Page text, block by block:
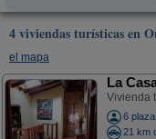
4 viviendas turísticas en
el mapa
La
Vivienda
6
21 km